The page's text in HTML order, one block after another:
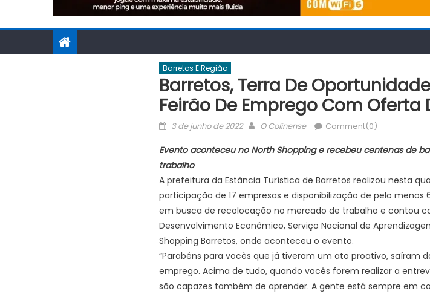
Barretos E Região
Barretos, Terra De
Feirão De Emprego Com Oferta
Posted
3 de junho de 2022 Author
O Colinense Comment(0)
Evento aconteceu no North Shopping e recebeu centenas de
trabalho
A prefeitura da Estância Turística de Barretos realizou nesta
participação de 17 empresas e disponibilização de pelo
em busca de recolocação no mercado de trabalho e contou
Desenvolvimento Econômico, Serviço Nacional de
Shopping Barretos, onde aconteceu o evento.
“Parabéns para vocês que já tiveram um ato proativo, saíram
emprego. Acima de tudo, quando vocês forem realizar a
são capazes também de aprender. A gente está sempre em